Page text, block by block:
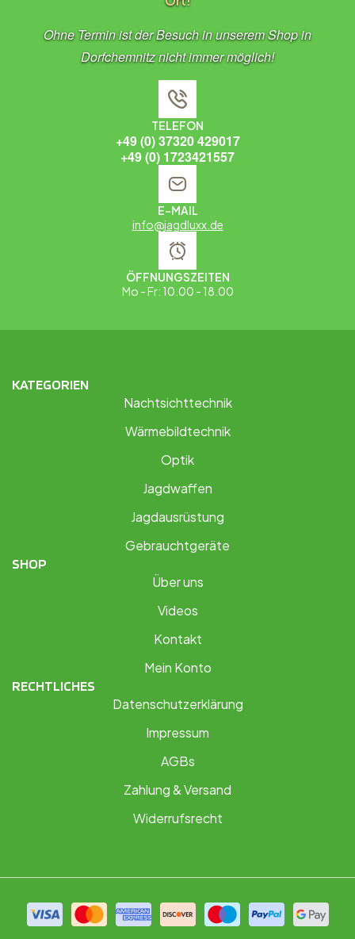
Ohne Termin ist der Besuch in unserem Shop in
Dorfchemnitz nicht immer möglich!
TELEFON
+49 (0) 37320 429017
+49 (0) 1723421557
E-MAIL
info@jagdluxx.de
ÖFFNUNGSZEITEN
Mo - Fr: 10.00 - 18.00
KATEGORIEN
Nachtsichttechnik
Wärmebildtechnik
Optik
Jagdwaffen
Jagdausrüstung
Gebrauchtgeräte
SHOP
Über uns
Videos
Kontakt
Mein Konto
RECHTLICHES
Datenschutzerklärung
Impressum
AGBs
Zahlung & Versand
Widerrufsrecht